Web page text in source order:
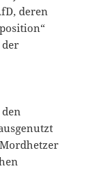
deren
der